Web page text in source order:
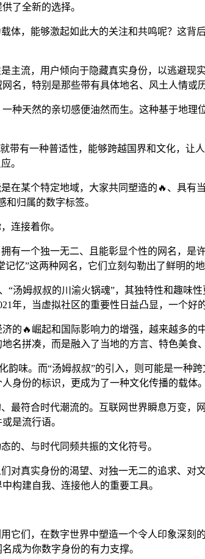
了全新的选择。
体，能够激起如此大的关注和共鸣呢？这背
主流，用户倾向于隐藏真实身份，以逃避
名，特别是那些带有具体地名、风土人情或
种天然的亲切感便油然而生。这种基于地
带有一种普适性，能够跨越国界和文化，
。
在某个特定地域，大家共同塑造的🔥、具有
归属的数字标签。
连接着你。
有一个独一无二、且能彰显个性的网名，
忆”这两种网名，它们立刻勾勒出了鲜明的地
“汤姆叔叔的川渝火锅魂”，其独特性和趣味
年，当虚拟社区的重要性日益凸显，一个好
的🔥崛起和国际影响力的增强，越来越多
名拼凑，而是融入了当地的方言、特色美食
韵味。而“汤姆叔叔”的引入，则可能是一种
身份的标识，更成为了一种文化传播的载体。
最符合时代潮流的。互联网世界瞬息万变，
是流行语。
的、与时代同频共振的文化符号。
对真实身份的渴望、对独一无二的追求、对
构建自我、连接他人的重要工具。
它们，在数字世界中塑造一个令人印象深
成为你数字身份的有力支撑。